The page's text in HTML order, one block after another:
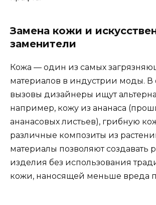
Замена кожи и
заменители
Кожа — один из самых
материалов в индустрии моды. В
вызовы дизайнеры ищут
например, кожу из ананаса
ананасовых листьев), грибную
различные композиты из
материалы позволяют создавать
изделия без использования
кожи, наносящей меньше вреда